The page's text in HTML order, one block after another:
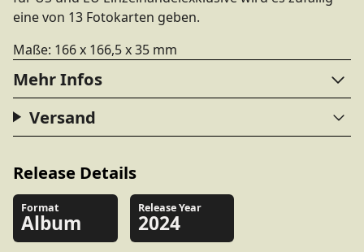
eine von 13 Fotokarten geben.
Maße: 166 x 166,5 x 35 mm
Mehr Infos
Versand
Release Details
Format
Album
Release Year
2024